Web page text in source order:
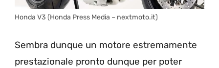
Honda V3 (Honda Press Media – nextmoto.it)
Sembra dunque un motore estremamente
prestazionale pronto dunque per poter